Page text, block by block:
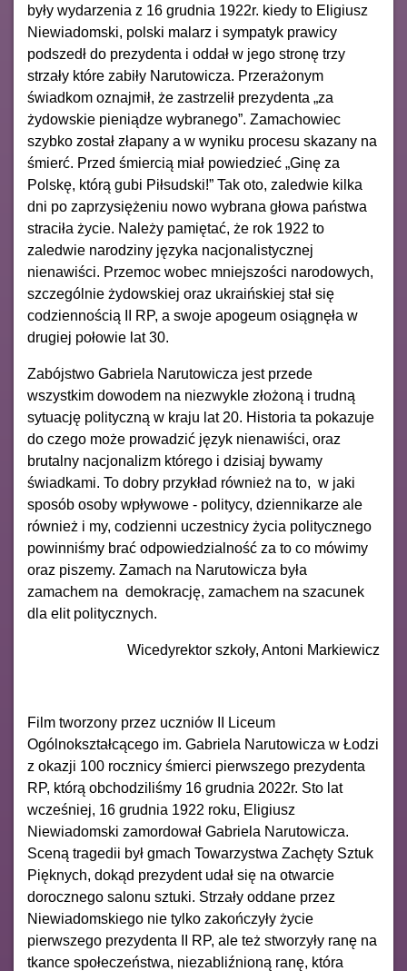
były wydarzenia z 16 grudnia 1922r. kiedy to Eligiusz
Niewiadomski, polski malarz i sympatyk prawicy
podszedł do prezydenta i oddał w jego stronę trzy
strzały które zabiły Narutowicza. Przerażonym
świadkom oznajmił, że zastrzelił prezydenta „za
żydowskie pieniądze wybranego”. Zamachowiec
szybko został złapany a w wyniku procesu skazany na
śmierć. Przed śmiercią miał powiedzieć „Ginę za
Polskę, którą gubi Piłsudski!” Tak oto, zaledwie kilka
dni po zaprzysiężeniu nowo wybrana głowa państwa
straciła życie. Należy pamiętać, że rok 1922 to
zaledwie narodziny języka nacjonalistycznej
nienawiści. Przemoc wobec mniejszości narodowych,
szczególnie żydowskiej oraz ukraińskiej stał się
codziennością II RP, a swoje apogeum osiągnęła w
drugiej połowie lat 30.
Zabójstwo Gabriela Narutowicza jest przede
wszystkim dowodem na niezwykle złożoną i trudną
sytuację polityczną w kraju lat 20. Historia ta pokazuje
do czego może prowadzić język nienawiści, oraz
brutalny nacjonalizm którego i dzisiaj bywamy
świadkami. To dobry przykład również na to, w jaki
sposób osoby wpływowe - politycy, dziennikarze ale
również i my, codzienni uczestnicy życia politycznego
powinniśmy brać odpowiedzialność za to co mówimy
oraz piszemy. Zamach na Narutowicza była
zamachem na demokrację, zamachem na szacunek
dla elit politycznych.
Wicedyrektor szkoły, Antoni Markiewicz
Film tworzony przez uczniów II Liceum
Ogólnokształcącego im. Gabriela Narutowicza w Łodzi
z okazji 100 rocznicy śmierci pierwszego prezydenta
RP, którą obchodziliśmy 16 grudnia 2022r. Sto lat
wcześniej, 16 grudnia 1922 roku, Eligiusz
Niewiadomski zamordował Gabriela Narutowicza.
Sceną tragedii był gmach Towarzystwa Zachęty Sztuk
Pięknych, dokąd prezydent udał się na otwarcie
dorocznego salonu sztuki. Strzały oddane przez
Niewiadomskiego nie tylko zakończyły życie
pierwszego prezydenta II RP, ale też stworzyły ranę na
tkance społeczeństwa, niezabliźnioną ranę, która